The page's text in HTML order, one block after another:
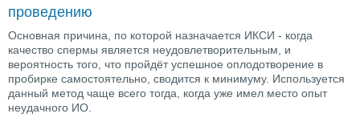
проведению
Основная причина, по которой назначается ИКСИ - когда
качество спермы является неудовлетворительным, и
вероятность того, что пройдёт успешное оплодотворение в
пробирке самостоятельно, сводится к минимуму. Используется
данный метод чаще всего тогда, когда уже имел место опыт
неудачного ИО.